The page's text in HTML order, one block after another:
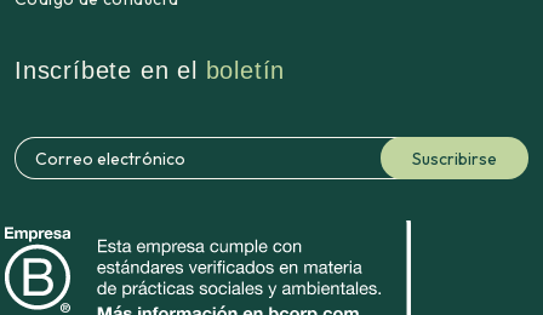
Inscríbete en el boletín